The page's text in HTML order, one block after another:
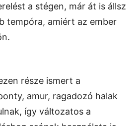
a stégen, már át is állsz
tempóra, amiért az ember
része ismert a
amur, ragadozó halak
így változatos a